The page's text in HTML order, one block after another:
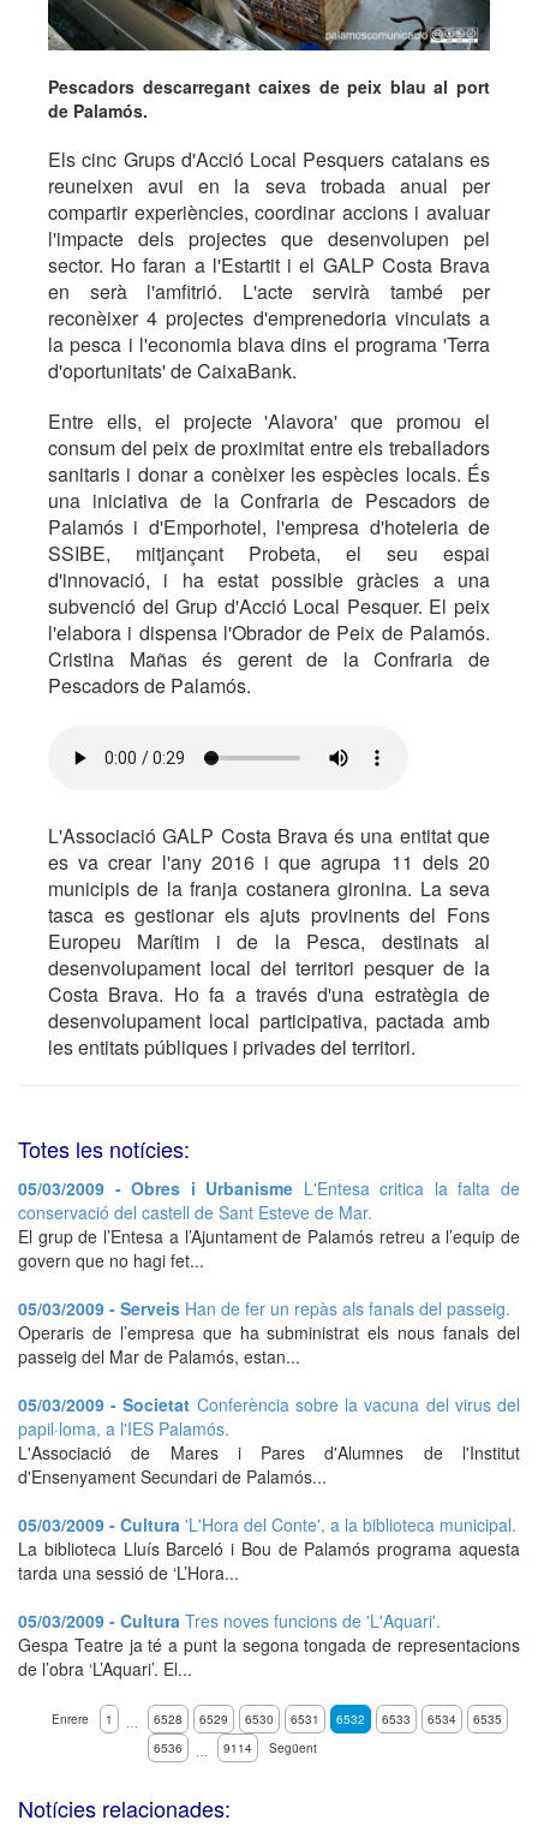
Pescadors descarregant caixes de peix blau al port
de Palamós.
Els cinc Grups d'Acció Local Pesquers catalans es
reuneixen avui en la seva trobada anual per
compartir experiències, coordinar accions i avaluar
l'impacte dels projectes que desenvolupen pel
sector. Ho faran a l'Estartit i el GALP Costa Brava
en serà l'amfitrió. L'acte servirà també per
reconèixer 4 projectes d'emprenedoria vinculats a
la pesca i l'economia blava dins el programa 'Terra
d'oportunitats' de CaixaBank.
Entre ells, el projecte 'Alavora' que promou el
consum del peix de proximitat entre els treballadors
sanitaris i donar a conèixer les espècies locals. És
una iniciativa de la Confraria de Pescadors de
Palamós i d'Emporhotel, l'empresa d'hoteleria de
SSIBE, mitjançant Probeta, el seu espai
d'innovació, i ha estat possible gràcies a una
subvenció del Grup d'Acció Local Pesquer. El peix
l'elabora i dispensa l'Obrador de Peix de Palamós.
Cristina Mañas és gerent de la Confraria de
Pescadors de Palamós.
L'Associació GALP Costa Brava és una entitat que
es va crear l'any 2016 i que agrupa 11 dels 20
municipis de la franja costanera gironina. La seva
tasca es gestionar els ajuts provinents del Fons
Europeu Marítim i de la Pesca, destinats al
desenvolupament local del territori pesquer de la
Costa Brava. Ho fa a través d'una estratègia de
desenvolupament local participativa, pactada amb
les entitats públiques i privades del territori.
Totes les notícies:
05/03/2009 - Obres i Urbanisme L'Entesa critica la falta de
conservació del castell de Sant Esteve de Mar.
El grup de l’Entesa a l’Ajuntament de Palamós retreu a l’equip de
govern que no hagi fet...
05/03/2009 - Serveis Han de fer un repàs als fanals del passeig.
Operaris de l’empresa que ha subministrat els nous fanals del
passeig del Mar de Palamós, estan...
05/03/2009 - Societat Conferència sobre la vacuna del virus del
papil·loma, a l'IES Palamós.
L'Associació de Mares i Pares d'Alumnes de l'Institut
d'Ensenyament Secundari de Palamós...
05/03/2009 - Cultura 'L'Hora del Conte', a la biblioteca municipal.
La biblioteca Lluís Barceló i Bou de Palamós programa aquesta
tarda una sessió de ‘L’Hora...
05/03/2009 - Cultura Tres noves funcions de 'L'Aquari'.
Gespa Teatre ja té a punt la segona tongada de representacions
de l’obra ‘L’Aquari’. El...
Enrere 1 … 6528 6529 6530 6531 6532 6533 6534
6535
6536
… 9114 Següent
Notícies relacionades: